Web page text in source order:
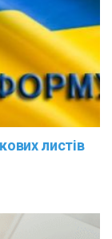
листів